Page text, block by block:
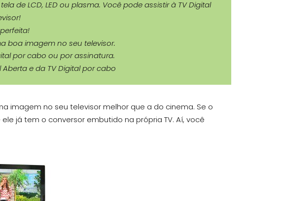
de LCD, LED ou plasma. Você pode assistir à TV Digital
boa imagem no seu televisor.
por cabo ou por assinatura.
e da TV Digital por cabo
imagem no seu televisor melhor que a do cinema. Se o
já tem o conversor embutido na própria TV. Aí, você